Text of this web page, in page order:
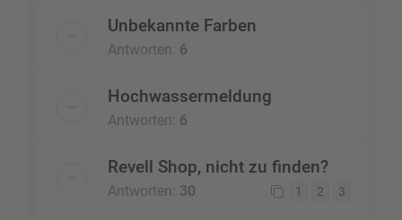
Unbekannte Farben
Antworten: 6
Hochwassermeldung
Antworten: 6
Revell Shop, nicht zu finden?
Antworten: 30 1 2 3